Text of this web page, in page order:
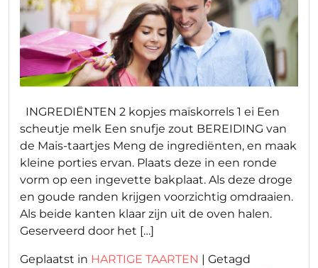
INGREDIËNTEN 2 kopjes maïskorrels 1 ei Een
scheutje melk Een snufje zout BEREIDING van
de Mais-taartjes Meng de ingrediënten, en maak
kleine porties ervan. Plaats deze in een ronde
vorm op een ingevette bakplaat. Als deze droge
en goude randen krijgen voorzichtig omdraaien.
Als beide kanten klaar zijn uit de oven halen.
Geserveerd door het […]
Geplaatst in HARTIGE TAARTEN | Getagd